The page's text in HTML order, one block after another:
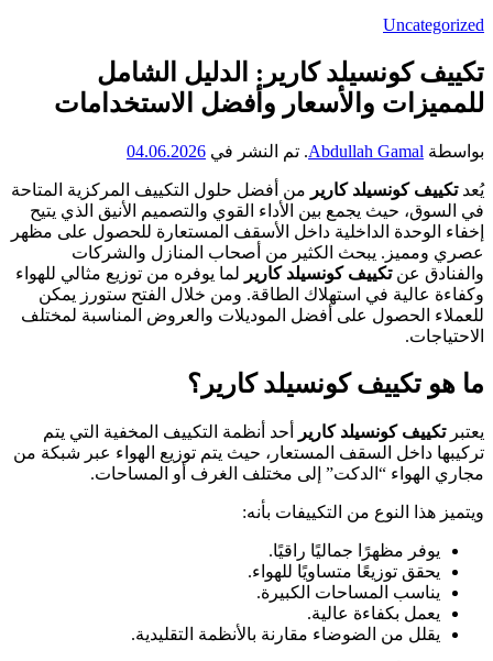
Uncategorized
تكييف كونسيلد كارير: الدليل الشامل
للمميزات والأسعار وأفضل الاستخدامات
بواسطة Abdullah Gamal
. تم النشر في 04.06.2026
يُعدتكييف كونسيلد كارير من أفضل حلول التكييف المركزية المتاحة
في السوق، حيث يجمع بين الأداء القوي والتصميم الأنيق الذي يتيح
إخفاء الوحدة الداخلية داخل الأسقف المستعارة للحصول على مظهر
عصري ومميز. يبحث الكثير من أصحاب المنازل والشركات
والفنادق عنتكييف كونسيلد كارير لما يوفره من توزيع مثالي للهواء
وكفاءة عالية في استهلاك الطاقة. ومن خلال الفتح ستورز يمكن
للعملاء الحصول على أفضل الموديلات والعروض المناسبة لمختلف
الاحتياجات.
ما هو تكييف كونسيلد كارير؟
يعتبرتكييف كونسيلد كارير
أحد أنظمة التكييف المخفية التي يتم
تركيبها داخل السقف المستعار، حيث يتم توزيع الهواء عبر شبكة من
مجاري الهواء “الدكت” إلى مختلف الغرف أو المساحات.
ويتميز هذا النوع من التكييفات بأنه:
يوفر مظهرًا جماليًا راقيًا.
يحقق توزيعًا متساويًا للهواء.
يناسب المساحات الكبيرة.
يعمل بكفاءة عالية.
يقلل من الضوضاء مقارنة بالأنظمة التقليدية.